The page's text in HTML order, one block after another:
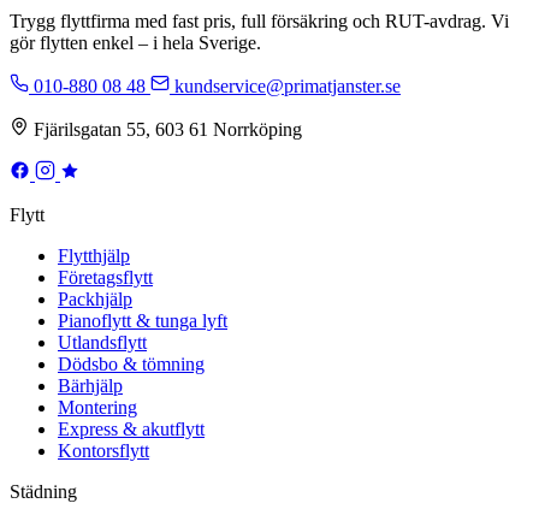
Trygg flyttfirma med fast pris, full försäkring och RUT-avdrag. Vi
gör flytten enkel – i hela Sverige.
010-880 08 48 kundservice@primatjanster.se
Fjärilsgatan 55, 603 61 Norrköping
Flytt
Flytthjälp
Företagsflytt
Packhjälp
Pianoflytt & tunga lyft
Utlandsflytt
Dödsbo & tömning
Bärhjälp
Montering
Express & akutflytt
Kontorsflytt
Städning